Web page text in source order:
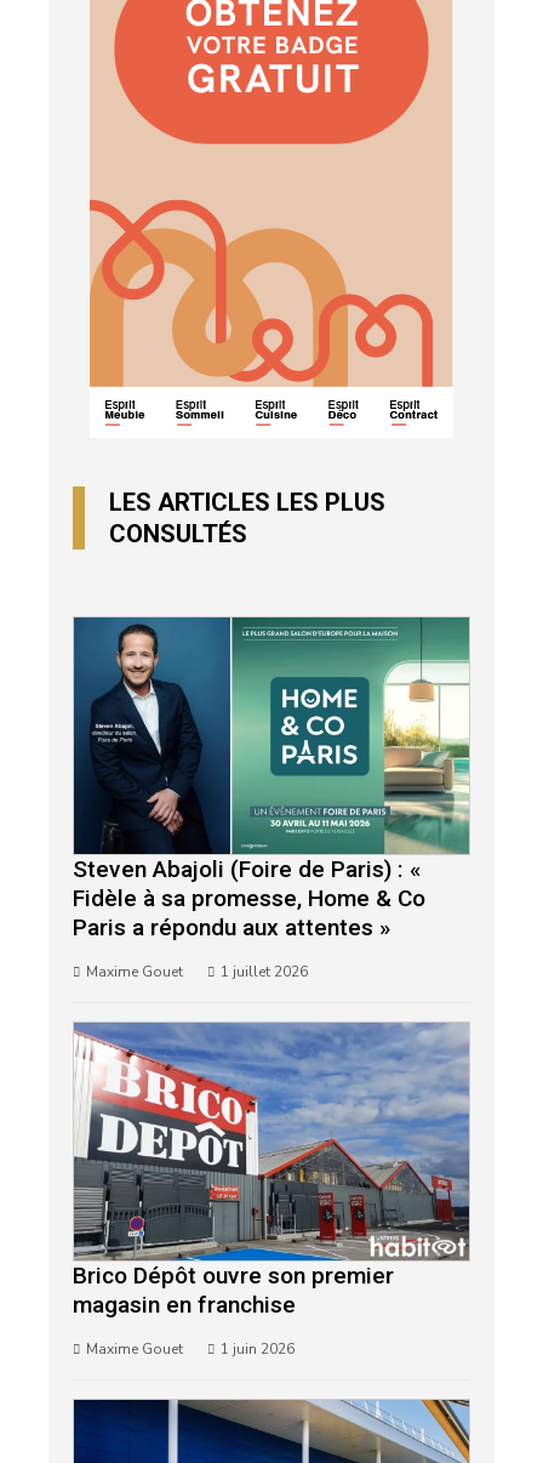
LES ARTICLES LES PLUS
CONSULTÉS
Steven Abajoli (Foire de Paris) : «
Fidèle à sa promesse, Home & Co
Paris a répondu aux attentes »
Maxime Gouet 1 juillet 2026
Brico Dépôt ouvre son premier
magasin en franchise
Maxime Gouet 1 juin 2026